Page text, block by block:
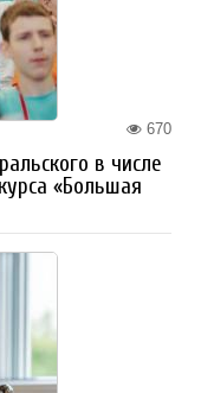
670
в числе
«Большая